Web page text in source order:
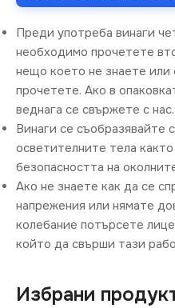
Преди употреба винаги
необходимо прочетете
нещо което не знаете или
прочетете. Ако в
веднага се свържете с нас.
Винаги се съобразявайте
осветителните тела
безопасността на
Ако не знаете как да се
напрежения или нямате
колебание потърсете
който да свърши тази
Избрани